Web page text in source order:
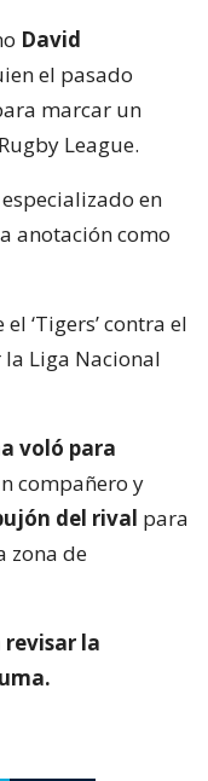
David
el pasado
marcar un
League.
en
anotación como
‘Tigers’ contra el
Liga Nacional
voló para
compañero y
del rival para
zona de
la